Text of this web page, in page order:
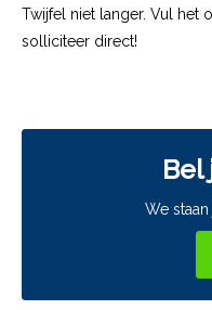
Twijfel niet langer. Vul het
solliciteer direct!
Bel
We